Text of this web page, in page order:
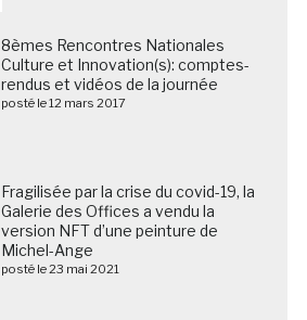
8èmes Rencontres Nationales
Culture et Innovation(s): comptes-
rendus et vidéos de la journée
posté le 12 mars 2017
Fragilisée par la crise du covid-19, la
Galerie des Offices a vendu la
version NFT d’une peinture de
Michel-Ange
posté le 23 mai 2021